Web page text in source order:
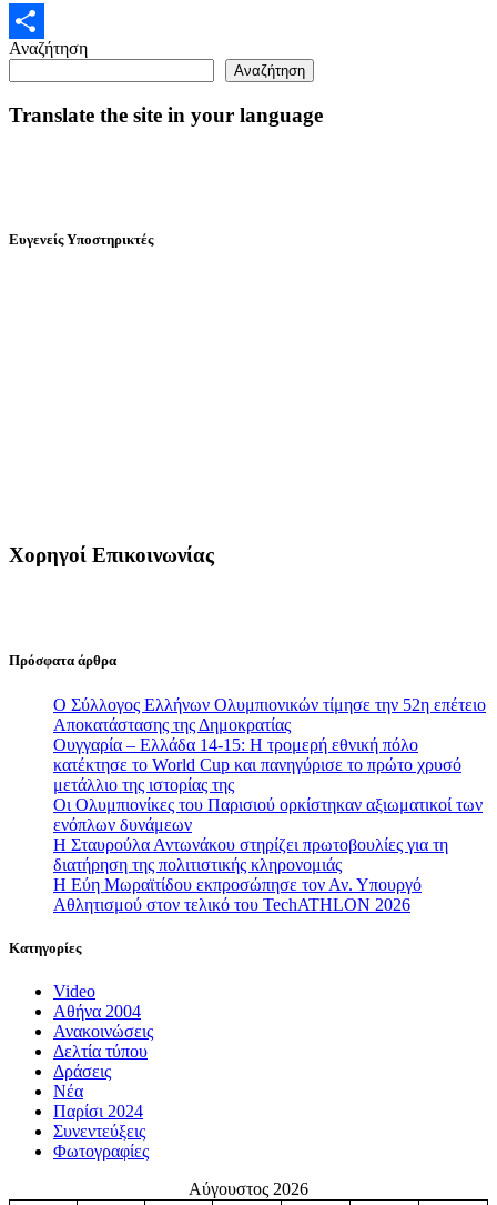
Μοιραστείτε
Αναζήτηση
Αναζήτηση
Translate the site in your language
Ευγενείς Υποστηρικτές
Χορηγοί Επικοινωνίας
Πρόσφατα άρθρα
Ο Σύλλογος Ελλήνων Ολυμπιονικών τίμησε την 52η επέτειο
Αποκατάστασης της Δημοκρατίας
Ουγγαρία – Ελλάδα 14-15: Η τρομερή εθνική πόλο
κατέκτησε το World Cup και πανηγύρισε το πρώτο χρυσό
μετάλλιο της ιστορίας της
Οι Ολυμπιονίκες του Παρισιού ορκίστηκαν αξιωματικοί των
ενόπλων δυνάμεων
Η Σταυρούλα Αντωνάκου στηρίζει πρωτοβουλίες για τη
διατήρηση της πολιτιστικής κληρονομιάς
Η Εύη Μωραϊτίδου εκπροσώπησε τον Αν. Υπουργό
Αθλητισμού στον τελικό του TechATHLON 2026
Κατηγορίες
Video
Αθήνα 2004
Ανακοινώσεις
Δελτία τύπου
Δράσεις
Νέα
Παρίσι 2024
Συνεντεύξεις
Φωτογραφίες
Αύγουστος 2026